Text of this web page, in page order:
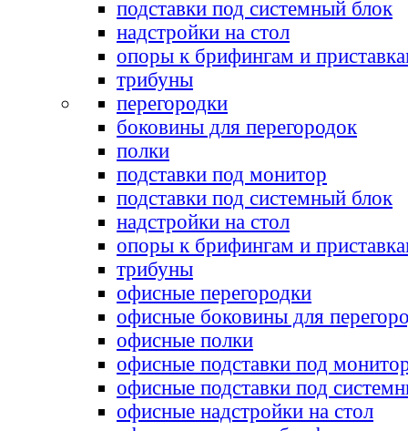
подставки под системный блок
надстройки на стол
опоры к брифингам и
трибуны
перегородки
боковины для перегородок
полки
подставки под монитор
подставки под системный блок
надстройки на стол
опоры к брифингам и
трибуны
офисные перегородки
офисные боковины для
офисные полки
офисные подставки под
офисные подставки под
офисные надстройки на стол